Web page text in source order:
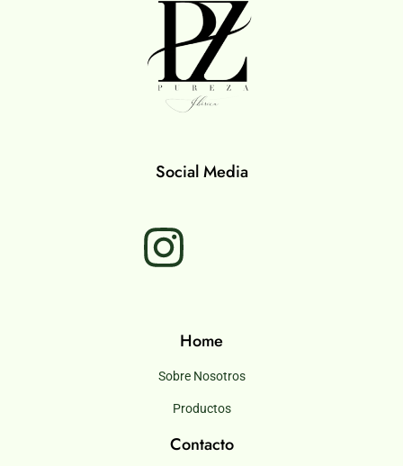
Social Media
Home
Sobre Nosotros
Productos
Contacto